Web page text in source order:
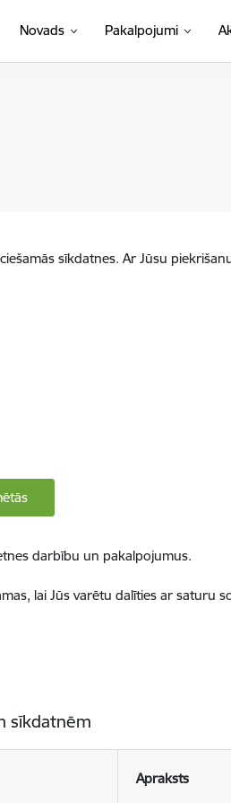
Novads Pakalpojumi
sīkdatnes. Ar Jūsu
darbību un pakalpojumus.
lai Jūs varētu dalīties ar saturu
sīkdatnēm
Apraksts